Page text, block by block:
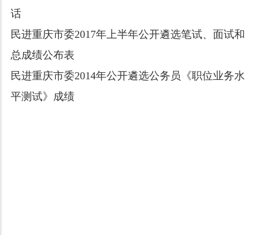
话
民进重庆市委2017年上半年公开遴选笔试、面试和
总成绩公布表
民进重庆市委2014年公开遴选公务员《职位业务水
平测试》成绩